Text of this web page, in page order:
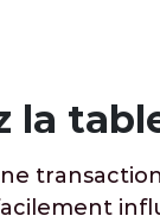
la